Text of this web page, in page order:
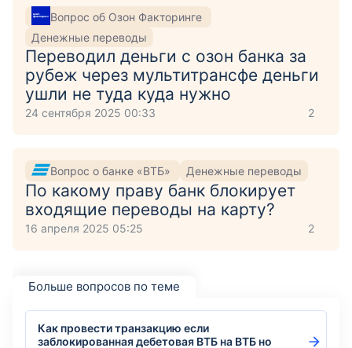
Вопрос об Озон Факторинге
Денежные переводы
Переводил деньги с озон банка за
рубеж через мультитрансфе деньги
ушли не туда куда нужно
24 сентября 2025 00:33 2
Вопрос о банке «ВТБ» Денежные переводы
По какому праву банк блокирует
входящие переводы на карту?
16 апреля 2025 05:25 2
Больше вопросов по теме
Как провести транзакцию если
заблокированная дебетовая ВТБ на ВТБ но